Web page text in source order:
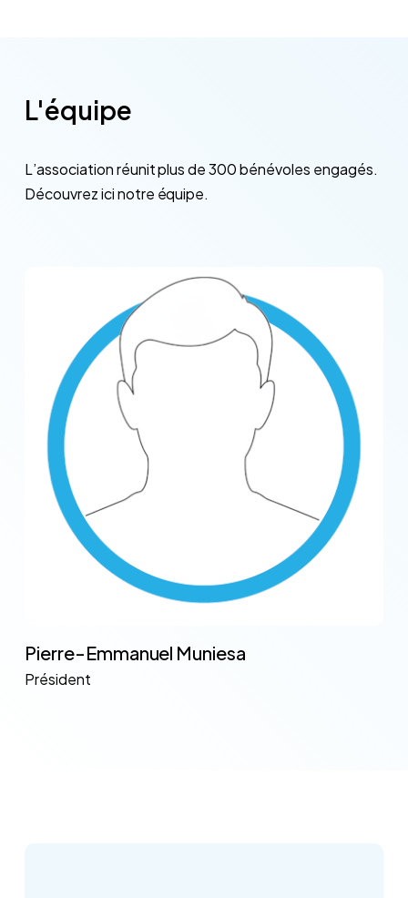
L'équipe
L’associationréunitplus de 300 bénévoles engagés.
Découvrezicinotre équipe.
Pierre-Emmanuel Muniesa
Président